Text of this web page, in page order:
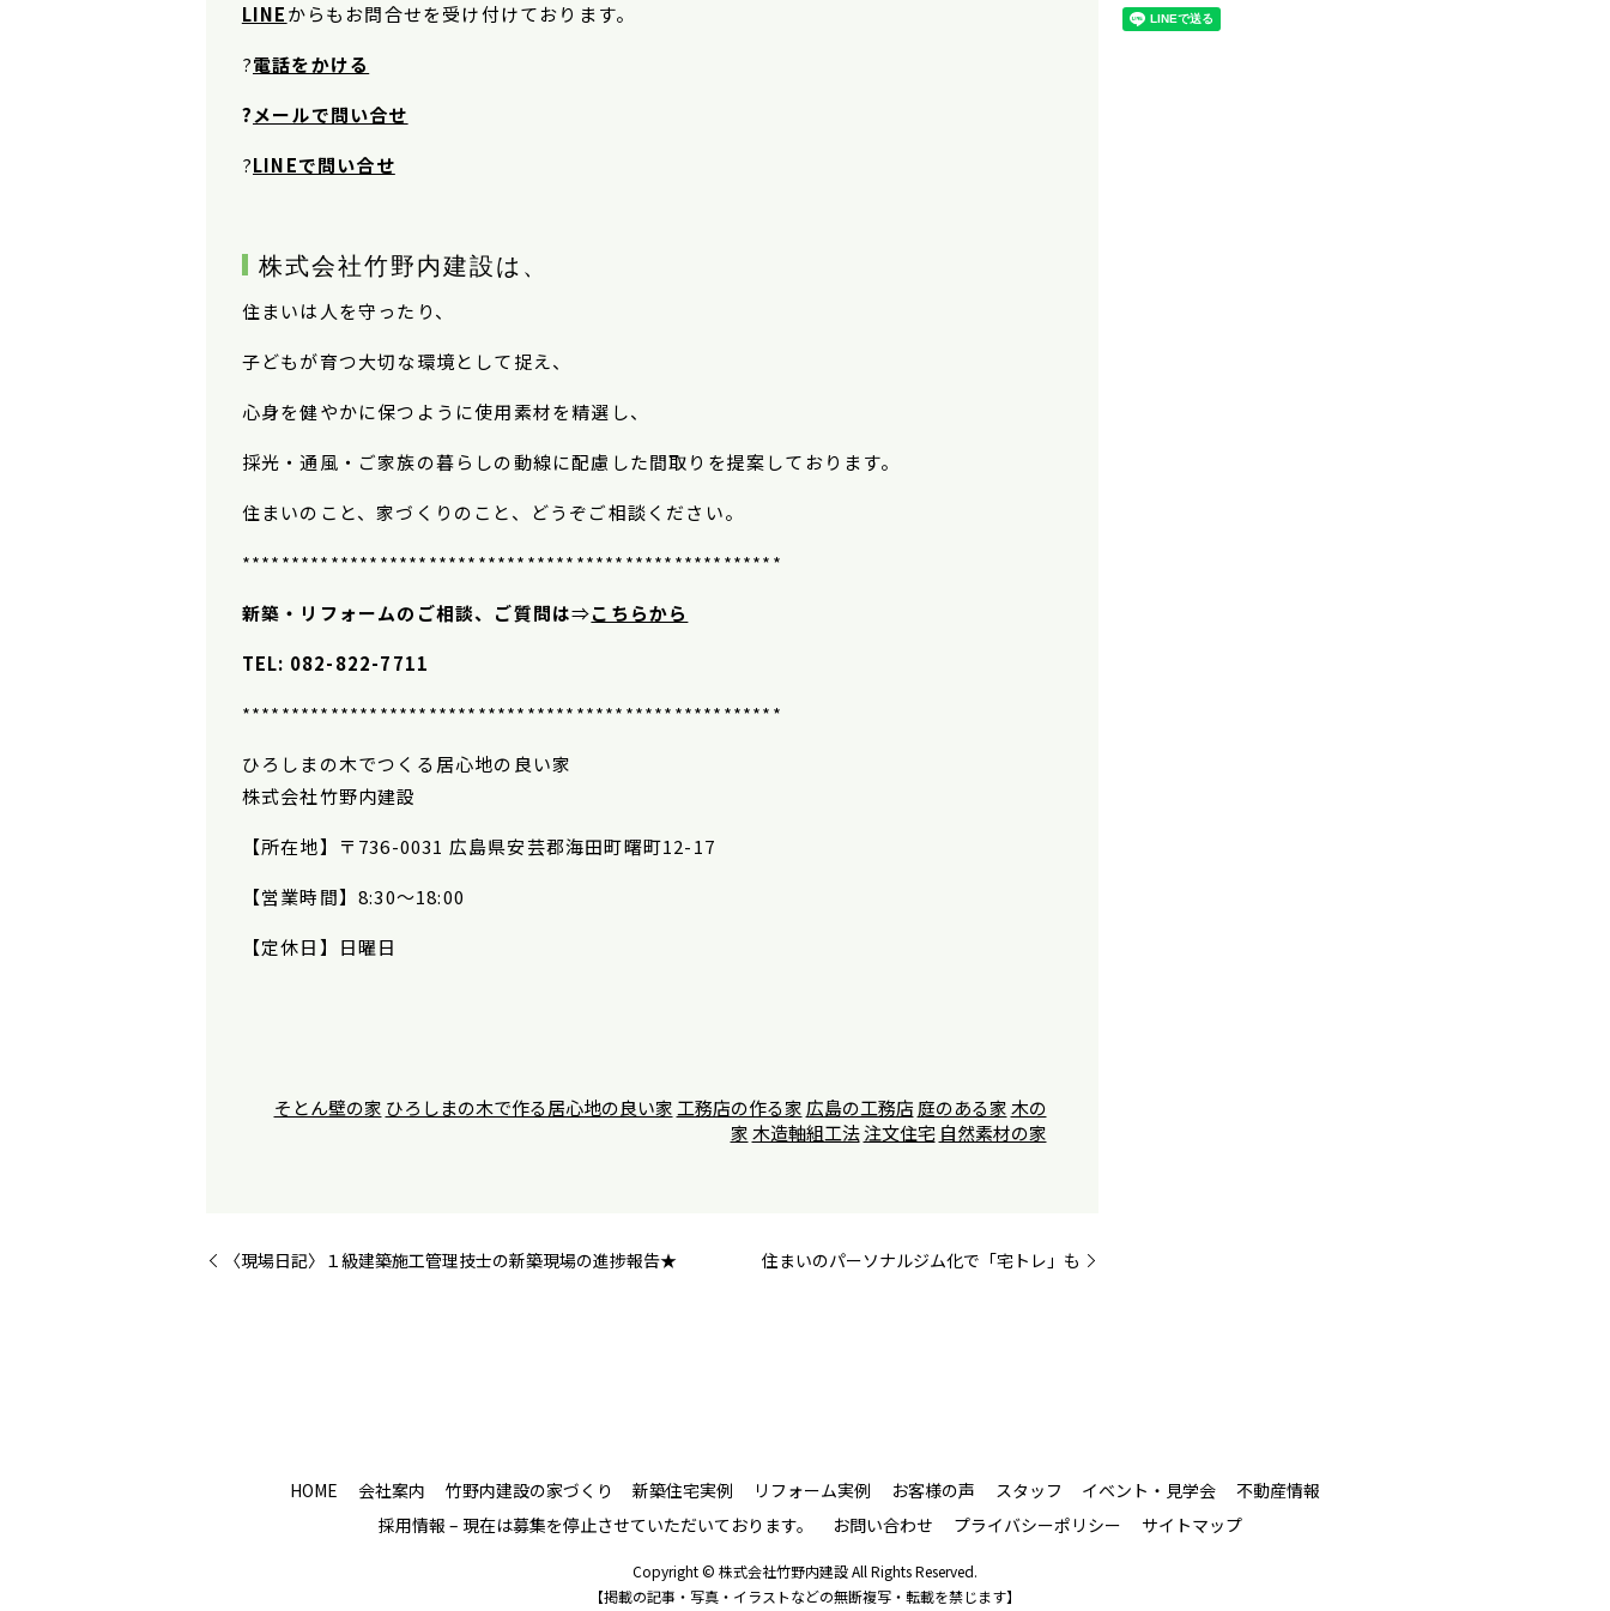
LINEからもお問合せを受け付けております。
?電話をかける
?メールで問い合せ
?LINEで問い合せ
株式会社竹野内建設は、
住まいは人を守ったり、
子どもが育つ大切な環境として捉え、
心身を健やかに保つように使用素材を精選し、
採光・通風・ご家族の暮らしの動線に配慮した間取りを提案しております。
住まいのこと、家づくりのこと、どうぞご相談ください。
*******************************************************
新築・リフォームのご相談、ご質問は⇒こちらから
TEL: 082-822-7711
*******************************************************
ひろしまの木でつくる居心地の良い家
株式会社竹野内建設
【所在地】
〒736-0031 広島県安芸郡海田町曙町12-17
【営業時間】 8:30〜18:00
【定休日】日曜日
そとん壁の家 ひろしまの木で作る居心地の良い家工務店の作る家広島の工務店庭のある家木の
家木造軸組工法注文住宅 自然素材の家
〈現場日記〉１級建築施工管理技士の新築現場の進捗報告★ 住まいのパーソナルジム化で「宅トレ」も
HOME 会社案内 竹野内建設の家づくり 新築住宅実例 リフォーム実例 お客様の声 スタッフ イベント・見学会
不動産情報
採用情報 – 現在は募集を停止させていただいております。
お問い合わせ プライバシーポリシー サイトマップ
Copyright © 株式会社竹野内建設 All Rights Reserved.
【掲載の記事・写真・イラストなどの無断複写・転載を禁じます】